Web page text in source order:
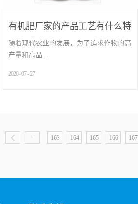
有机肥厂家的产品工艺有什么特
点
随着现代农业的发展，为了追求作物的高
产量和高品...
2020-07-27
... 163 164 165 166 167